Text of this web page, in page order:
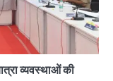
व्यवस्थाओं की